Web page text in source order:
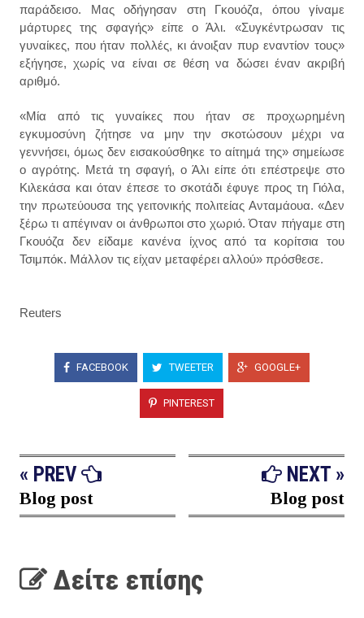
παράδεισο. Μας οδήγησαν στη Γκουόζα, όπου γίναμε
μάρτυρες της σφαγής» είπε ο Άλι. «Συγκέντρωσαν τις
γυναίκες, που ήταν πολλές, κι άνοιξαν πυρ εναντίον τους»
εξήγησε, χωρίς να είναι σε θέση να δώσει έναν ακριβή
αριθμό.
«Μία από τις γυναίκες που ήταν σε προχωρημένη
εγκυμοσύνη ζήτησε να μην την σκοτώσουν μέχρι να
γεννήσει, όμως δεν εισακούσθηκε το αίτημά της» σημείωσε
ο αγρότης. Μετά τη σφαγή, ο Άλι είπε ότι επέστρεψε στο
Κιλεκάσα και όταν έπεσε το σκοτάδι έφυγε προς τη Γιόλα,
την πρωτεύουσα της γειτονικής πολιτείας Ανταμάουα. «Δεν
ξέρω τι απέγιναν οι άνθρωποι στο χωριό. Όταν πήγαμε στη
Γκουόζα δεν είδαμε κανένα ίχνος από τα κορίτσια του
Τσιμπόκ. Μάλλον τις είχαν μεταφέρει αλλού» πρόσθεσε.
Reuters
FACEBOOK TWEETER GOOGLE+
PINTEREST
« PREV
Blog post
NEXT »
Blog post
Δείτε επίσης